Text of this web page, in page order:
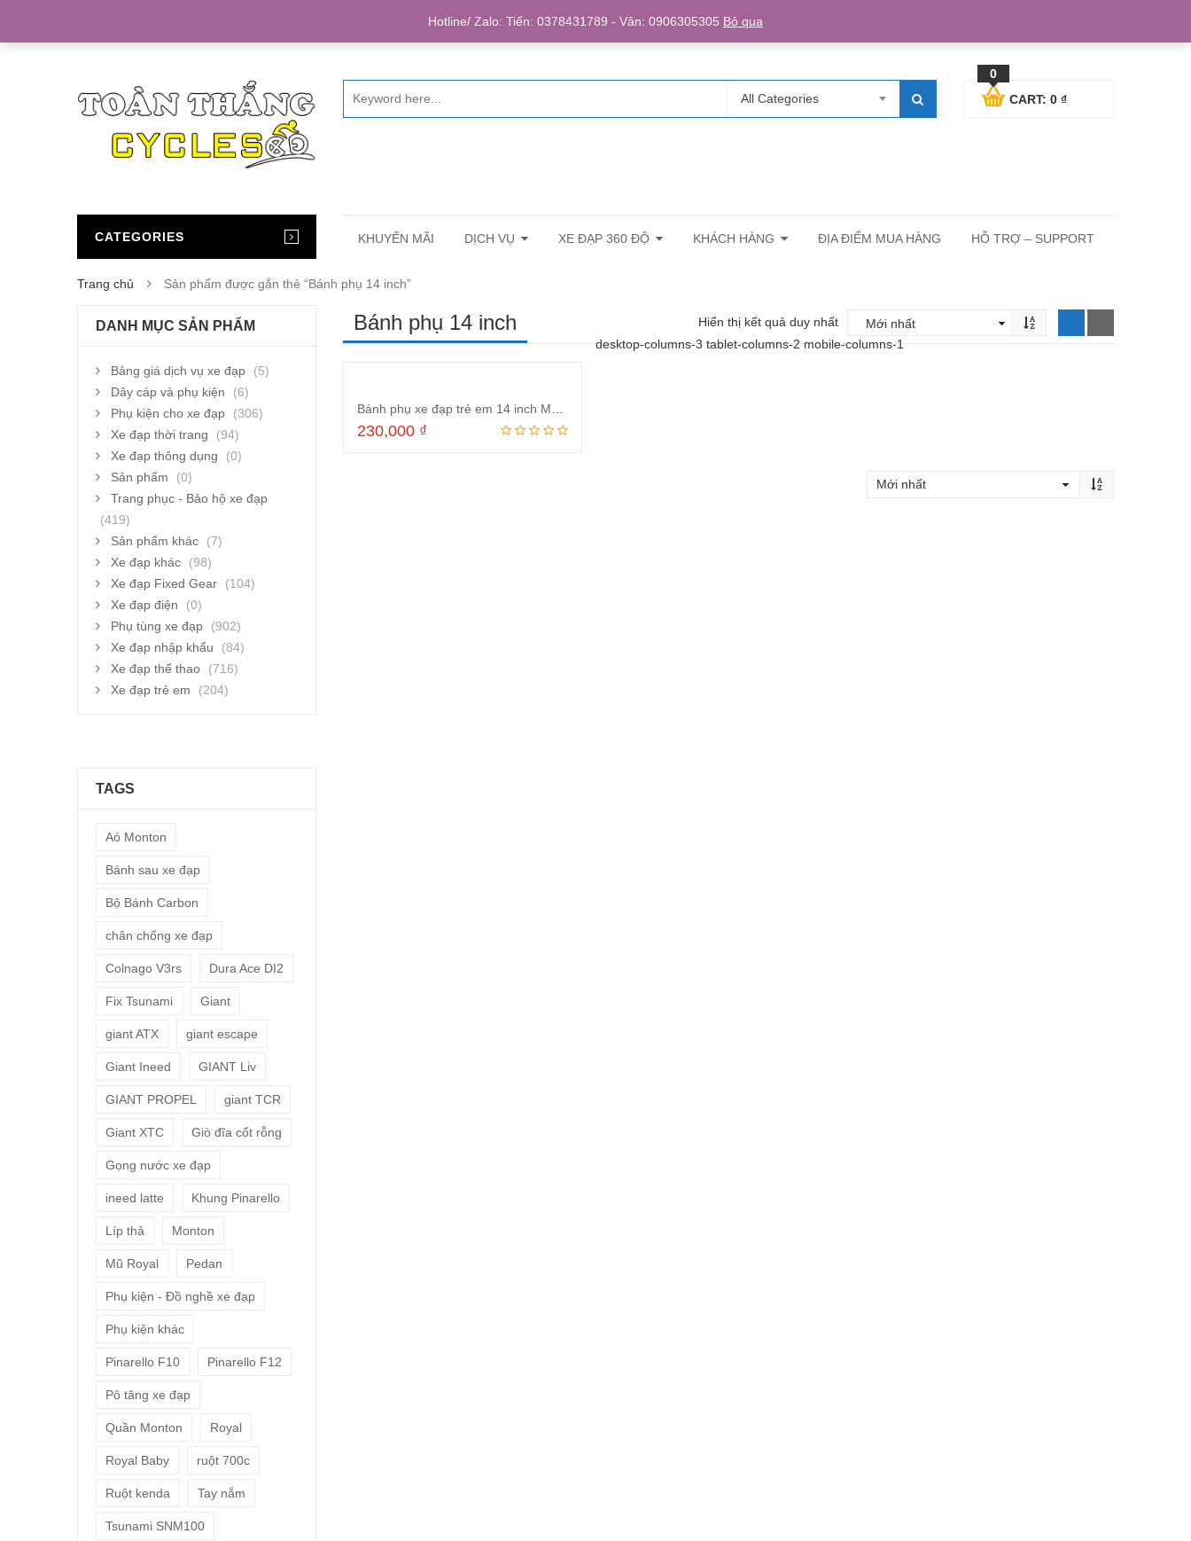
Login/Register
All Categories
0
CART: 0 ₫
CATEGORIES KHUYẾN MÃI DỊCH VỤ XE ĐẠP 360 ĐỘ KHÁCH HÀNG ĐỊA ĐIỂM MUA HÀNG HỖ TRỢ – SUPPORT
Trang chủ Sản phẩm được gắn thẻ “Bánh phụ 14 inch”
Bánh phụ 14 inch
Hiển thị kết quả duy nhất
desktop-columns-3 tablet-columns-2 mobile-columns-1
230,000 ₫
DANH MỤC SẢN PHẨM
Bảng giá dịch vụ xe đạp
(5)
Dây cáp và phụ kiện
(6)
Phụ kiện cho xe đạp
(306)
Xe đạp thời trang
(94)
Xe đạp thông dụng
(0)
Sản phẩm
(0)
Trang phục - Bảo hộ xe đạp
(419)
Sản phẩm khác
(7)
Xe đạp khác
(98)
Xe đạp Fixed Gear
(104)
Xe đạp điện
(0)
Phụ tùng xe đạp
(902)
Xe đạp nhập khẩu
(84)
Xe đạp thể thao
(716)
Xe đạp trẻ em
(204)
TAGS
Aó Monton
Bánh sau xe đạp
Bộ Bánh Carbon
chân chống xe đạp
Colnago V3rs Dura Ace DI2
Fix Tsunami Giant
giant ATX giant escape
Giant Ineed GIANT Liv
GIANT PROPEL giant TCR
Giant XTC Giò đĩa cốt rỗng
Gọng nước xe đạp
ineed latte Khung Pinarello
Líp thả Monton
Mũ Royal Pedan
Phụ kiện - Đồ nghề xe đạp
Phụ kiện khác
Pinarello F10 Pinarello F12
Pô tăng xe đạp
Quần Monton Royal
Royal Baby ruột 700c
Ruột kenda Tay nắm
Tsunami SNM100
Hotline/ Zalo: Tiến: 0378431789 - Vân: 0906305305 Bỏ qua